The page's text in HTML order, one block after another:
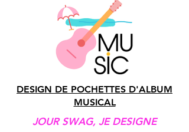
DESIGN DE POCHETTES D'ALBUM
MUSICAL
JOUR SWAG, JE DESIGNE